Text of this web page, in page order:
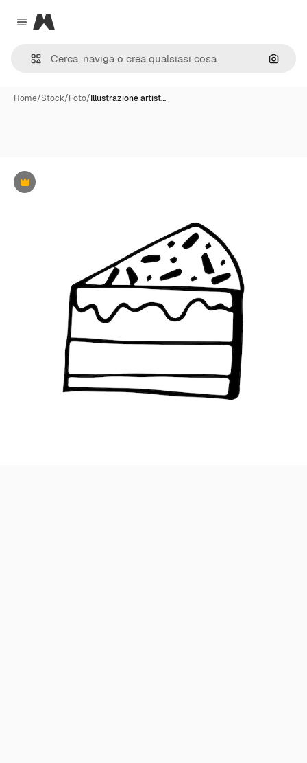
Close menu
Magnific
Cerca
Home/Stock/Foto/Illustrazione artist…
Premium